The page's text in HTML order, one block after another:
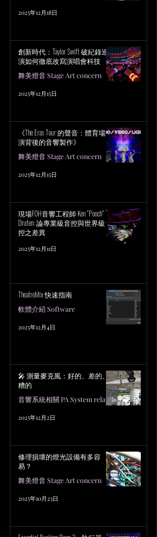
2025年12月18日
創新時代：Taylor Swift 破紀錄巡
演如何徹底改寫演唱會科技
舞美燈音 Stage Art concern
2025年12月15日
《The Eras Tour 的聲音：體育場巡
演背後的音響製作》
舞美燈音 Stage Art concern
2025年12月15日
現場FOH音響工程師 Ken “Pooch” Van
Druten: 論專業級音控與世界級音
控之差異
2025年12月11日
TheatreMix 快速指南
軟體介紹 Software
2025年12月4日
🎤 測量麥克風：好的、差的、
糟的
音響系統相關 PA System related
2025年12月2日
修理損壞的燈光設備有多容
易？
舞美燈音 Stage Art concern
2025年10月23日